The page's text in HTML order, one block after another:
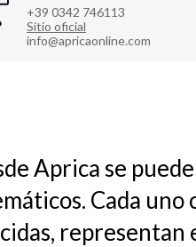
+39 0342 746113
Sitio oficial
info@apricaonline.com
Aprica se
Cada uno
representan